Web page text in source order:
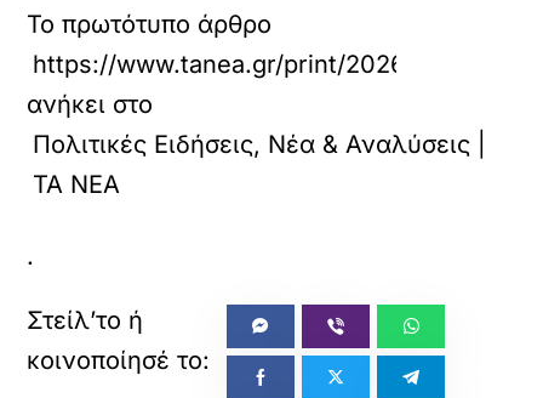
Το πρωτότυπο άρθρο
https://www.tanea.gr/print/2026/05/29/
ανήκει στο
Πολιτικές Ειδήσεις, Νέα & Αναλύσεις |
ΤΑ ΝΕΑ
.